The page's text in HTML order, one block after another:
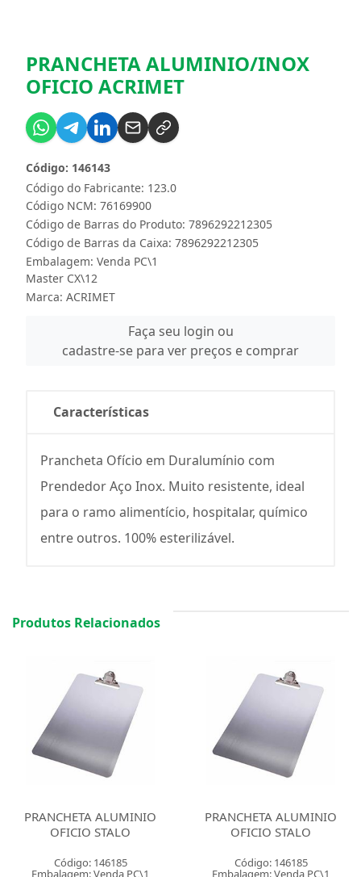
PRANCHETA ALUMINIO/INOX
OFICIO ACRIMET
Código do Fabricante: 123.0
Código: 146143
Código NCM: 76169900
Código de Barras do Produto: 7896292212305
Código de Barras da Caixa: 7896292212305
Embalagem: Venda PC\1
Master CX\12
Marca: ACRIMET
Faça seu login ou
cadastre-se para ver preços e comprar
Características
Prancheta Ofício em Duralumínio com
Prendedor Aço Inox. Muito resistente, ideal
para o ramo alimentício, hospitalar, químico
entre outros. 100% esterilizável.
Produtos Relacionados
PRANCHETA ALUMINIO
OFICIO STALO
Código: 146185
Embalagem: Venda PC\1
PRANCHETA ALUMINIO
OFICIO STALO
Código: 146185
Embalagem: Venda PC\1